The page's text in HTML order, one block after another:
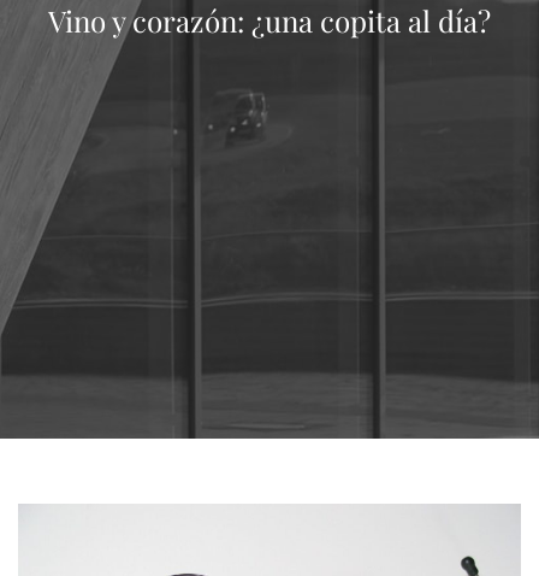
Vino y corazón: ¿una copita al día?